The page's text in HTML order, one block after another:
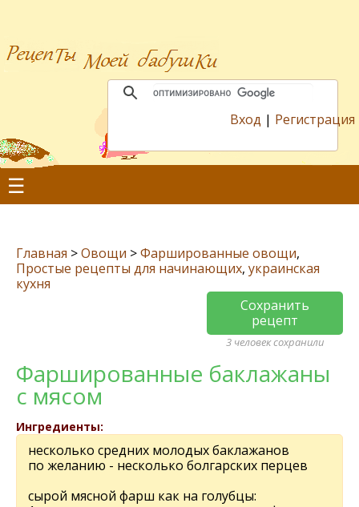
Вход | Регистрация
☰
Главная >Овощи >Фаршированные овощи,
Простые рецепты для начинающих, украинская
кухня
Сохранить
рецепт
3 человек сохранили
Фаршированные баклажаны
с мясом
Ингредиенты:
несколько средних молодых баклажанов
по желанию - несколько болгарских перцев
сырой мясной фарш как на голубцы: